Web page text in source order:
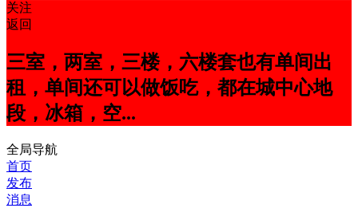
关注
返回
三室，两室，三楼，六楼套也有单间出
租，单间还可以做饭吃，都在城中心地
段，冰箱，空...
全局导航
首页
发布
消息